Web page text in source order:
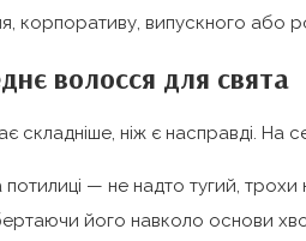
корпоративу, випускного або
волосся для свята
складніше, ніж є насправді.
потилиці — не надто тугий, трохи
його навколо основи